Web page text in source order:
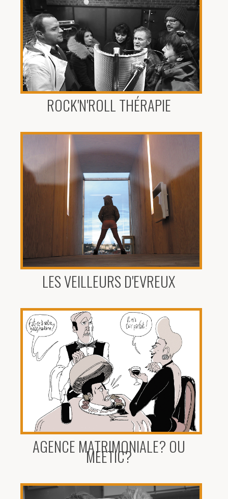
ROCK'N'ROLL THÉRAPIE
LES VEILLEURS D'EVREUX
AGENCE MATRIMONIALE? OU
MEETIC?